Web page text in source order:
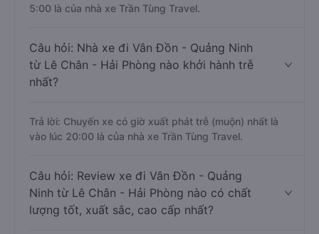
5:00 là của nhà xe Trần Tùng Travel.
Câu hỏi: Nhà xe đi Vân Đồn - Quảng Ninh
từ Lê Chân - Hải Phòng nào khởi hành trễ
nhất?
Trả lời: Chuyến xe có giờ xuất phát trễ (muộn) nhất là
vào lúc 20:00 là của nhà xe Trần Tùng Travel.
Câu hỏi: Review xe đi Vân Đồn - Quảng
Ninh từ Lê Chân - Hải Phòng nào có chất
lượng tốt, xuất sắc, cao cấp nhất?